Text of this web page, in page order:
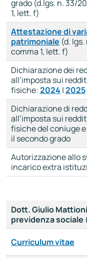
grado (d.lgs. n. 33/
1, lett. f)
Attestazione di
patrimoniale (d. lgs.
comma 1, lett. f)
Dichiarazione dei
all’imposta sui
fisiche:2024 |2025
Dichiarazione di
all’imposta sui
fisiche del coniuge
il secondo grado
Autorizzazione allo
incarico extra
Dott. Giulio
previdenza sociale
Curriculum vitae